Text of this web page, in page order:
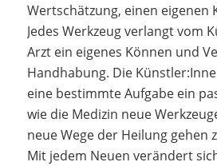
Wertschätzung, einen eigenen
Jedes Werkzeug verlangt vom
Arzt ein eigenes Können und
Handhabung. Die
eine bestimmte Aufgabe ein
wie die Medizin neue
neue Wege der Heilung gehen
Mit jedem Neuen verändert